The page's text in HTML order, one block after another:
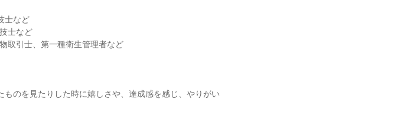
士など
士など
取引士、第一種衛生管理者など
のを見たりした時に嬉しさや、達成感を感じ、やりがい